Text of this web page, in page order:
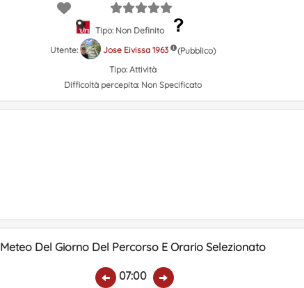
Tipo: Non Definito
Utente:
Jose Eivissa 1963
(Pubblico)
Tipo: Attività
Difficoltà percepita: Non Specificato
Meteo Del Giorno Del Percorso E Orario Selezionato
07:00